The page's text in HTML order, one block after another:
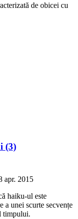
de obicei cu
(3)
apr. 2015
haiku-ul este
a unei scurte secvențe
timpului.